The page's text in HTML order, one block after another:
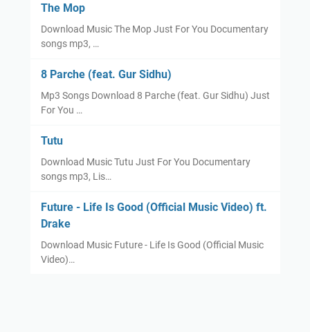
The Mop
Download Music The Mop Just For You Documentary
songs mp3, …
8 Parche (feat. Gur Sidhu)
Mp3 Songs Download 8 Parche (feat. Gur Sidhu) Just
For You …
Tutu
Download Music Tutu Just For You Documentary
songs mp3, Lis…
Future - Life Is Good (Official Music Video) ft.
Drake
Download Music Future - Life Is Good (Official Music
Video)…